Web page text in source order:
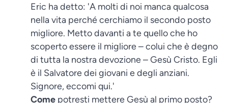
Eric ha detto: 'A molti di noi manca qualcosa
nella vita perché cerchiamo il secondo posto
migliore. Metto davanti a te quello che ho
scoperto essere il migliore – colui che è degno
di tutta la nostra devozione – Gesù Cristo. Egli
è il Salvatore dei giovani e degli anziani.
Signore, eccomi qui.'
Come potresti mettere Gesù al primo posto?